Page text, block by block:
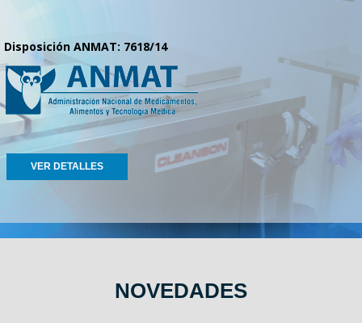
Disposición ANMAT: 7618/14
VER DETALLES
NOVEDADES